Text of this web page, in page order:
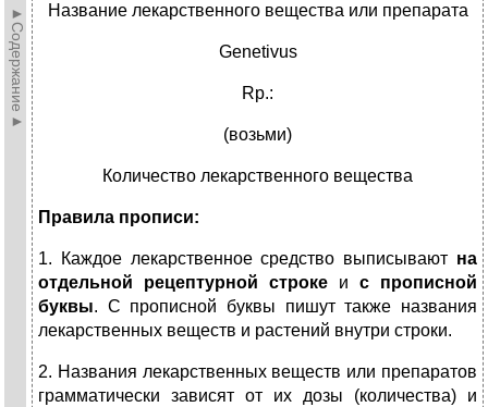
►Содержание► Название лекарственного вещества или препарата
Genetivus
Rp.:
(возьми)
Количество лекарственного вещества
Правила прописи:
1. Каждое лекарственное средство выписывают на
отдельной рецептурной строке и с прописной
буквы. С прописной буквы пишут также названия
лекарственных веществ и растений внутри строки.
2. Названия лекарственных веществ или препаратов
грамматически зависят от их дозы (количества) и